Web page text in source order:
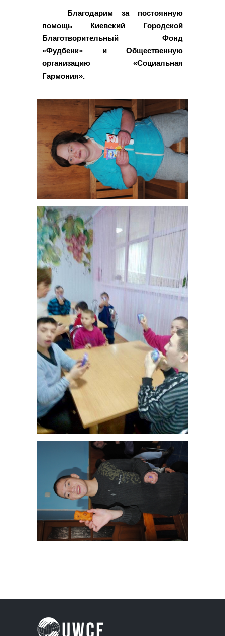
Благодарим за постоянную
помощь Киевский Городской
Благотворительный Фонд
«Фудбенк» и Общественную
организацию «Социальная
Гармония».